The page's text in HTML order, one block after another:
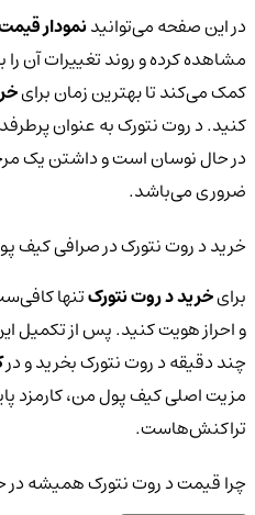
در این صفحه می‌توانیدنمودار
مشاهده کرده و روند تغییرات آن را
کمک می‌کند تا بهترین زمان برای
کنید. د روت نتورک به عنوان
در حال نوسان است و داشتن یک
ضروری می‌باشد.
خرید د روت نتورک در صرافی کیف
برایخرید د روت نتورکتنها
و احراز هویت کنید. پس از تکمیل
چند دقیقه د روت نتورک بخرید و در
مزیت اصلی کیف پول من، کارمزد
تراکنش‌هاست.
چرا قیمت د روت نتورک همیشه در